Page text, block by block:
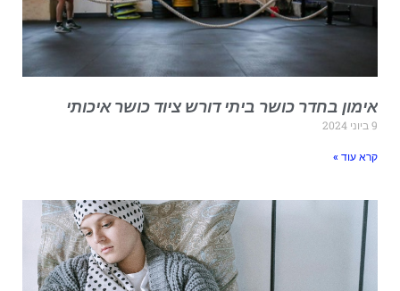
בחדר כושר ביתי דורש ציוד כושר איכותי
עוד »